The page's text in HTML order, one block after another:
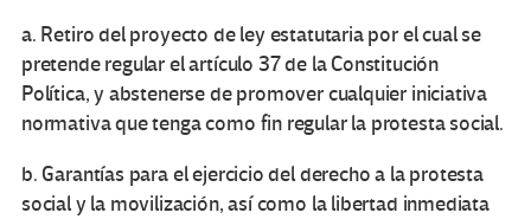
a. Retiro del proyecto de ley estatutaria por el cual se
pretende regular el artículo 37 de la Constitución
Política, y abstenerse de promover cualquier iniciativa
normativa que tenga como fin regular la protesta social.
b. Garantías para el ejercicio del derecho a la protesta
social y la movilización, así como la libertad inmediata